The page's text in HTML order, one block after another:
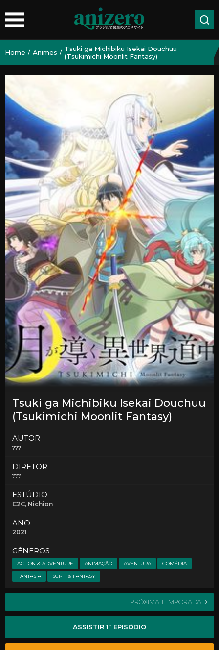
Home Animes
Tsuki ga Michibiku Isekai Douchuu
(Tsukimichi Moonlit Fantasy)
Tsuki ga Michibiku Isekai Douchuu
(Tsukimichi Moonlit Fantasy)
AUTOR
???
DIRETOR
???
ESTÚDIO
C2C, Nichion
ANO
2021
GÊNEROS
ACTION & ADVENTURE ANIMAÇÃO AVENTURA
COMÉDIA
FANTASIA
SCI-FI & FANTASY
PRÓXIMA TEMPORADA
ASSISTIR 1º EPISÓDIO